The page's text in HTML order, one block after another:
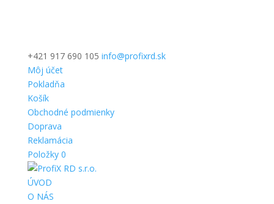
+421 917 690 105 info@profixrd.sk
Môj účet
Pokladňa
Košík
Obchodné podmienky
Doprava
Reklamácia
Položky 0
ÚVOD
O NÁS